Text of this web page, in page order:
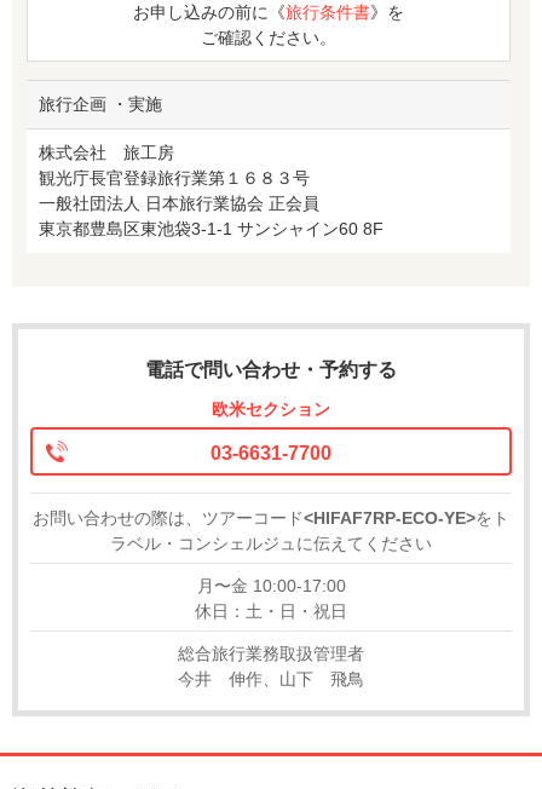
お申し込みの前に《旅行条件書》を
ご確認ください。
旅行企画 ・実施
株式会社 旅工房
観光庁長官登録旅行業第１６８３号
一般社団法人 日本旅行業協会 正会員
東京都豊島区東池袋3-1-1 サンシャイン60 8F
電話で問い合わせ・予約する
欧米セクション
03-6631-7700
お問い合わせの際は、ツアーコード<HIFAF7RP-ECO-YE>をト
ラベル・コンシェルジュに伝えてください
月〜金 10:00-17:00
休日：土・日・祝日
総合旅行業務取扱管理者
今井 伸作、山下 飛鳥